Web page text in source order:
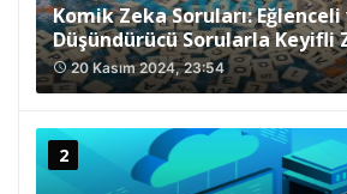
Komik Zeka Soruları: Eğlenceli
Düşündürücü Sorularla Keyifli
access_time20 Kasım 2024, 23:54